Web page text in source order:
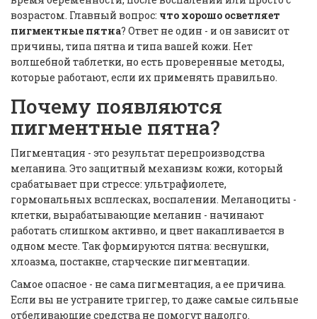
возрастом. Главный вопрос: что хорошо осветляет
пигментные пятна? Ответ не один - и он зависит от
причины, типа пятна и типа вашей кожи. Нет
волшебной таблетки, но есть проверенные методы,
которые работают, если их применять правильно.
Почему появляются
пигментные пятна?
Пигментация - это результат перепроизводства
меланина. Это защитный механизм кожи, который
срабатывает при стрессе: ультрафиолете,
гормональных всплесках, воспалении. Меланоциты -
клетки, вырабатывающие меланин - начинают
работать слишком активно, и цвет накапливается в
одном месте. Так формируются пятна: веснушки,
хлоазма, постакне, старческие пигментации.
Самое опасное - не сама пигментация, а ее причина.
Если вы не устраните триггер, то даже самые сильные
отбеливающие средства не помогут надолго.